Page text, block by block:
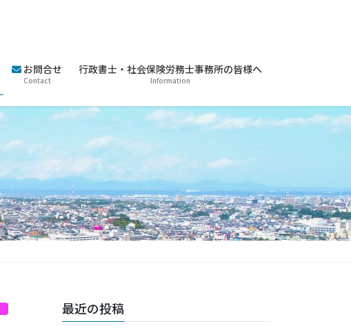
お問合せ
Contact
行政書士・社会保険労務士事務所の皆様へ
Information
最近の投稿